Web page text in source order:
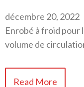
décembre 20, 2022
Enrobé à froid pour
volume de
Read More